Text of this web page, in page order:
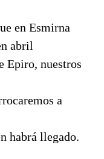
en Esmirna
abril
Epiro, nuestros
a
habrá llegado.